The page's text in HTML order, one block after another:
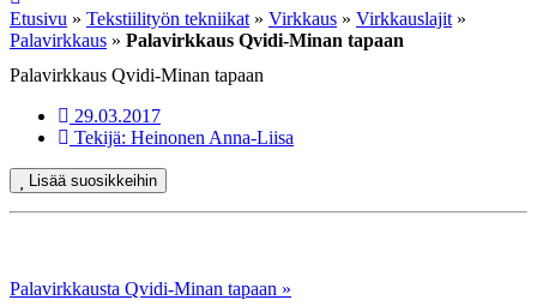
Etusivu » Tekstiilityön tekniikat » Virkkaus » Virkkauslajit »
Palavirkkaus » Palavirkkaus Qvidi-Minan tapaan
Palavirkkaus Qvidi-Minan tapaan
29.03.2017
Tekijä: Heinonen Anna-Liisa
Lisää suosikkeihin
Palavirkkausta Qvidi-Minan tapaan »